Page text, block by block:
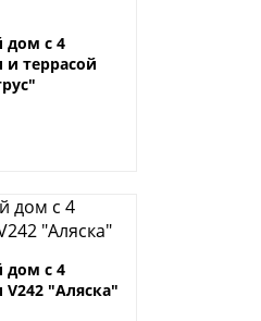
дом с 4
и террасой
дом с 4
"Аляска"